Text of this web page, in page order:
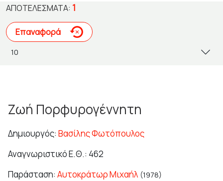
ΑΠΟΤΕΛΈΣΜΑΤΑ: 1
Επαναφορά
Ζωή Πορφυρογέννητη
Δημιουργός: Βασίλης Φωτόπουλος
Αναγνωριστικό Ε.Θ.: 462
Παράσταση: Αυτοκράτωρ Μιχαήλ (1978)